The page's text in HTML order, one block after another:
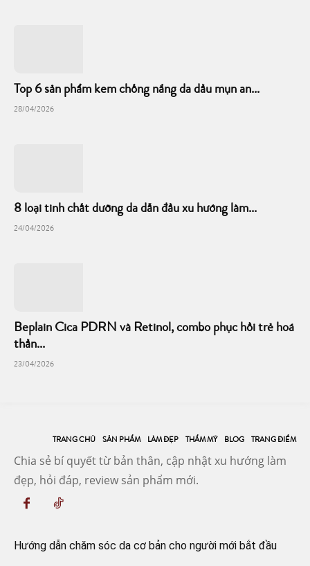
Top 6 sản phẩm kem chống nắng da dầu mụn an...
28/04/2026
8 loại tinh chất dưỡng da dẫn đầu xu hướng làm...
24/04/2026
Beplain Cica PDRN và Retinol, combo phục hồi trẻ hoá
thần...
23/04/2026
TRANG CHỦ SẢN PHẨM LÀM ĐẸP THẨM MỸ BLOG TRANG ĐIỂM
Chia sẻ bí quyết từ bản thân, cập nhật xu hướng làm
đẹp, hỏi đáp, review sản phẩm mới.
Hướng dẫn chăm sóc da cơ bản cho người mới bắt đầu